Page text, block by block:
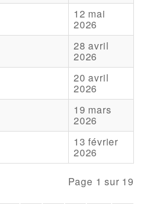
12 mai
2026
28 avril
2026
20 avril
2026
19 mars
2026
13 février
2026
Page 1 sur 19